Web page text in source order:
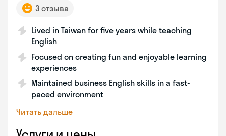
3 отзыва
Lived in Taiwan for five years while teaching
English
Focused on creating fun and enjoyable learning
experiences
Maintained business English skills in a fast-
paced environment
Читать дальше